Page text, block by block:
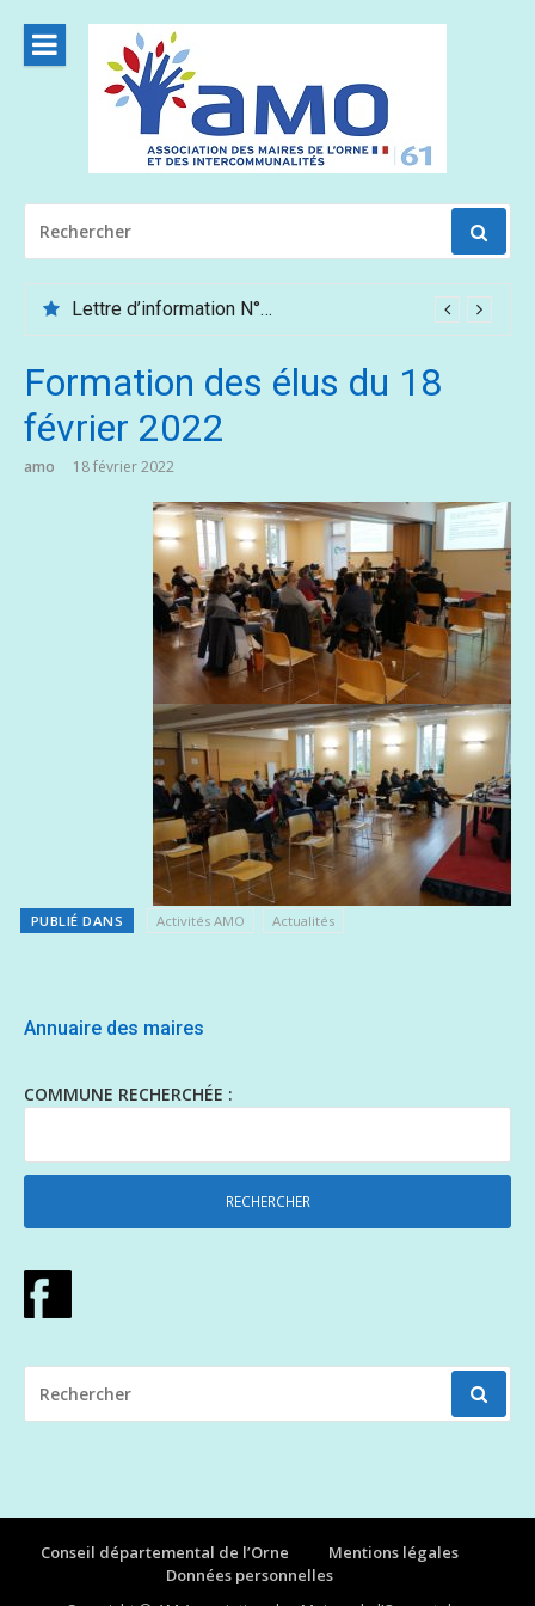
contenu
POUR
:
Lettre d’information N°62 – Mai /Juin 2026
Formation des élus du 18
février 2022
amo 18 février 2022
PUBLIÉ DANS Activités AMO Actualités
Annuaire des maires
COMMUNE RECHERCHÉE :
POUR
:
Conseil départemental de l’Orne
Mentions légales
Données personnelles